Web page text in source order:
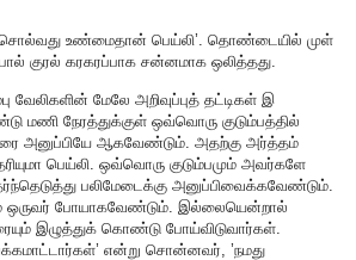
உண்மைதான் பெய்லி’. தொண்டையில் முள்
குரல் கரகரப்பாக சன்னமாக ஒலித்தது.
வேலிகளின் மேலே அறிவுப்புத் தட்டிகள் இ
மணி நேரத்துக்குள் ஒவ்வொரு குடும்பத்தில்
அனுப்பியே ஆகவேண்டும். அதற்கு அர்த்தம்
பெய்லி. ஒவ்வொரு குடும்பமும் அவர்களே
பலிமேடைக்கு அனுப்பிவைக்கவேண்டும்.
ஒருவர் போயாகவேண்டும். இல்லையென்றால்
இழுத்துக் கொண்டு போய்விடுவார்கள்.
என்று சொன்னவர், ’நமது